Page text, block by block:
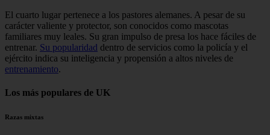
El cuarto lugar pertenece a los pastores alemanes. A pesar de su
carácter valiente y protector, son conocidos como mascotas
familiares muy leales. Su gran impulso de presa los hace fáciles de
entrenar. Su popularidad dentro de servicios como la policía y el
ejército indica su inteligencia y propensión a altos niveles de
entrenamiento.
Los más populares de UK
Razas mixtas